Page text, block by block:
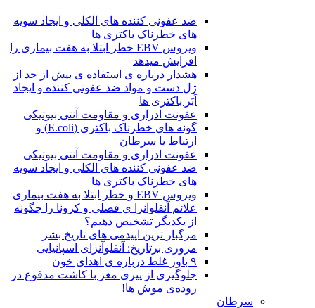
ضد عفونی کننده های الکلی و ایجاد سویه
های خطرناک باکتری ها
ویروس EBV خطر ابتلا به هفت بیماری را
افزایش میدهد
هشدار درباره ی استفاده ی بیش از حد از
ژل دست و مواد ضد عفونی کننده و ایجاد
اَبَر باکتری ها
عفونت ادراری و مقاومت آنتی بیوتیکی
گونه های خطرناک باکتری (E.coli) و
ارتباط با سرطان
عفونت ادراری و مقاومت آنتی بیوتیکی
ضد عفونی کننده های الکلی و ایجاد سویه
های خطرناک باکتری ها
ویروس EBV و خطر ابتلا به هفت بیماری
علائم آنفلوانزا ی فصلی و کرونا را چگونه
از یکدیگر تشخیص دهیم؟
مرگبار ترین اپیدمی های تاریخ بشر
مروری برتاریخ: آنفلوآنزای اسپانیایی
۹ باور غلط درباره ی اهدای خون
جلوگیری از پیری مغز با کاشت مدفوع در
روده‌ی موش ها!
سرطان